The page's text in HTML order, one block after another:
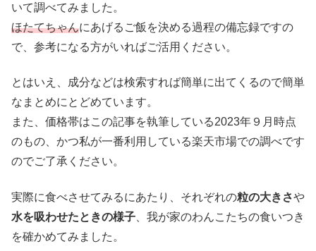
いて調べてみました。
ほたてちゃんにあげるご飯を決める過程の備忘録ですの
で、参考になる方がいればご活用ください。
とはいえ、成分などは検索すれば簡単に出てくるので簡単
なまとめにとどめています。
また、価格帯はこの記事を執筆している2023年９月時点
のもの、かつ私が一番利用している楽天市場での調べです
のでご了承ください。
実際に食べさせてみるにあたり、それぞれの粒の大きさや
水を吸わせたときの様子 、我が家のわんこたちの食いつき
を確かめてみました。